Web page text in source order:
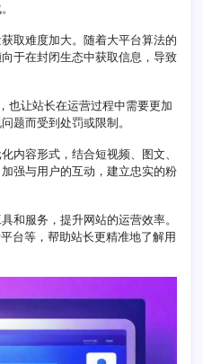
的
站
长
战
与
策
略
取难度加大。随着大平台算法的
于在封闭生态中获取信息，导致
也让站长在运营过程中需要更加
题而受到处罚或限制。
内容形式，结合短视频、图文、
强与用户的互动，建立忠实的粉
和服务，提升网站的运营效率。
台等，帮助站长更精准地了解用